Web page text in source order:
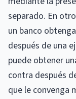
separado. En
un banco
después de una
puede obtener
contra después
que le convenga